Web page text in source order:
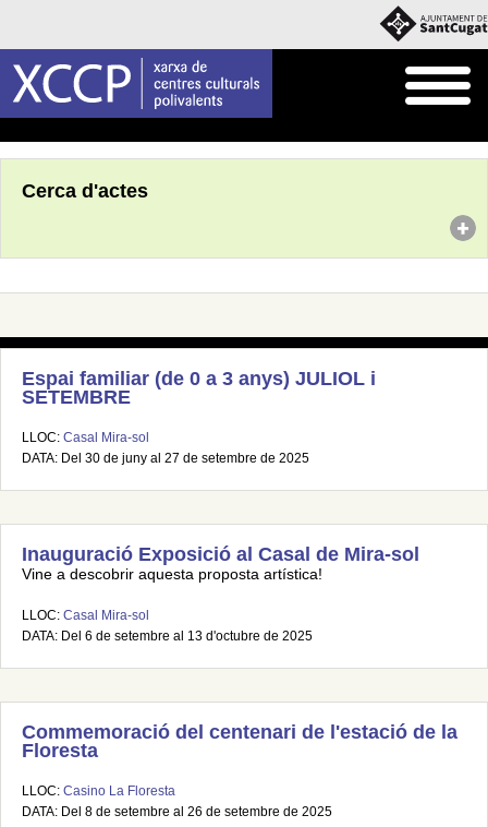
Cerca d'actes
Espai familiar (de 0 a 3 anys) JULIOL i
SETEMBRE
LLOC: Casal Mira-sol
DATA: Del 30 de juny al 27 de setembre de 2025
Inauguració Exposició al Casal de Mira-sol
Vine a descobrir aquesta proposta artística!
LLOC: Casal Mira-sol
DATA: Del 6 de setembre al 13 d'octubre de 2025
Commemoració del centenari de l'estació de la
Floresta
LLOC: Casino La Floresta
DATA: Del 8 de setembre al 26 de setembre de 2025